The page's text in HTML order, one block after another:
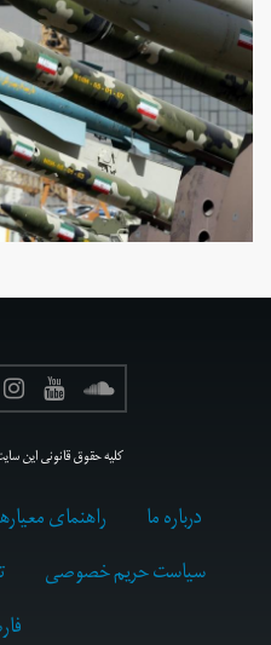
کلیه حقوق قانونی این
درباره ما راهنمای
سیاست حریم خصوصی